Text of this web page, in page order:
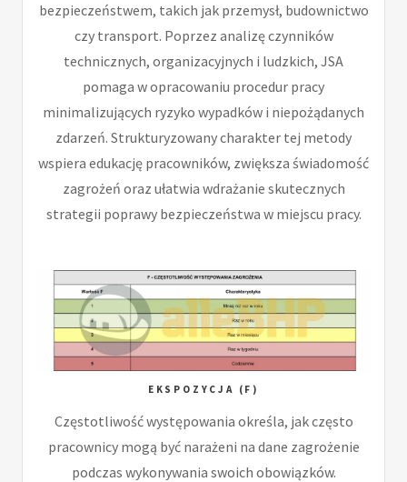
bezpieczeństwem, takich jak przemysł, budownictwo
czy transport. Poprzez analizę czynników
technicznych, organizacyjnych i ludzkich, JSA
pomaga w opracowaniu procedur pracy
minimalizujących ryzyko wypadków i niepożądanych
zdarzeń. Strukturyzowany charakter tej metody
wspiera edukację pracowników, zwiększa świadomość
zagrożeń oraz ułatwia wdrażanie skutecznych
strategii poprawy bezpieczeństwa w miejscu pracy.
EKSPOZYCJA (F)
Częstotliwość występowania określa, jak często
pracownicy mogą być narażeni na dane zagrożenie
podczas wykonywania swoich obowiązków.